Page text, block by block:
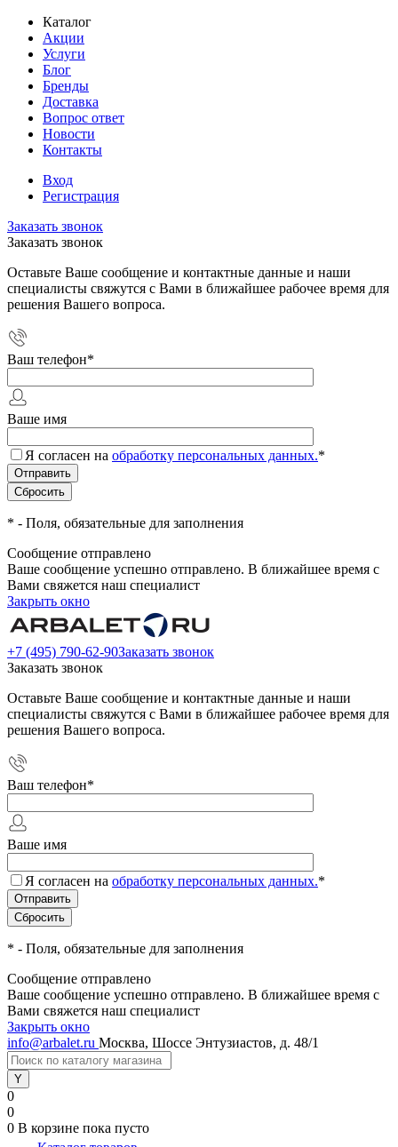
Каталог
Акции
Услуги
Блог
Бренды
Доставка
Вопрос ответ
Новости
Контакты
Вход
Регистрация
Заказать звонок
Заказать звонок
Оставьте Ваше сообщение и контактные данные и наши
специалисты свяжутся с Вами в ближайшее рабочее время для
решения Вашего вопроса.
Ваш телефон*
Ваше имя
Я согласен на обработку персональных данных.*
* - Поля, обязательные для заполнения
Сообщение отправлено
Ваше сообщение успешно отправлено. В ближайшее время с
Вами свяжется наш специалист
Закрыть окно
+7 (495) 790-62-90Заказать звонок
Заказать звонок
Оставьте Ваше сообщение и контактные данные и наши
специалисты свяжутся с Вами в ближайшее рабочее время для
решения Вашего вопроса.
Ваш телефон*
Ваше имя
Я согласен на обработку персональных данных.*
* - Поля, обязательные для заполнения
Сообщение отправлено
Ваше сообщение успешно отправлено. В ближайшее время с
Вами свяжется наш специалист
Закрыть окно
info@arbalet.ru Москва, Шоссе Энтузиастов, д. 48/1
0
0
0 В корзине пока пусто